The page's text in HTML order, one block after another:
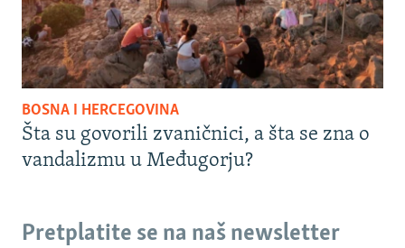
BOSNA I HERCEGOVINA
Šta su govorili zvaničnici, a šta se zna o
vandalizmu u Međugorju?
Pretplatite se na naš newsletter